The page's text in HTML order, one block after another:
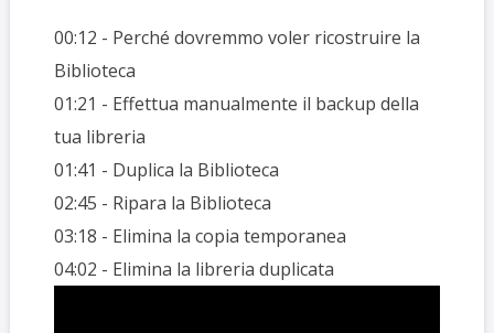
00:12 - Perché dovremmo voler ricostruire la
Biblioteca
01:21​ - Effettua manualmente il backup della
tua libreria
01:41​ - Duplica la Biblioteca
02:45 - Ripara la Biblioteca
03:18 - Elimina la copia temporanea
04:02​ - Elimina la libreria duplicata